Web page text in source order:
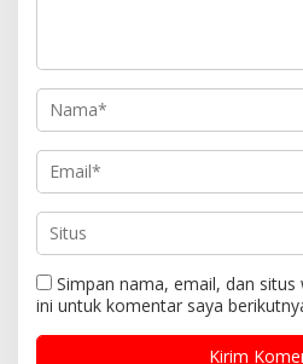
Simpan nama, email, dan
ini untuk komentar saya